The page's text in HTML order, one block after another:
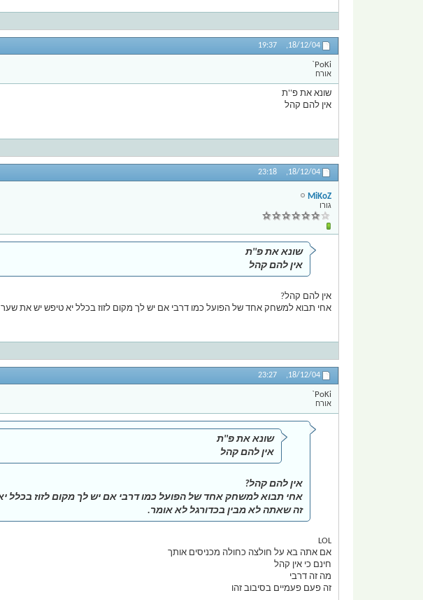
18/12/04,
19:37
PoKi`
אורח
שונא את פ''ת
אין להם קהל
18/12/04,
23:18
MiKoZ
גורו
שונא את פ''ת
אין להם קהל
אין להם קהל?
אחי תבוא למשחק אחד של הפועל כמו דרבי אם יש לך מקום לזוז בכלל יא טיפש יש את שער 4שהאוהדים שם זה כמו של ביתר מה אתה מדבר בכלל יש קהל והרבה קהל זה שאתה לא מבין בכדורגל לא אומר.
18/12/04,
23:27
PoKi`
אורח
שונא את פ''ת
אין להם קהל
אין להם קהל?
זה שאתה לא מבין בכדורגל לא אומר.
LOL
אם אתה בא על חולצה כחולה מכניסים אותך
חינם כי אין קהל
מה זה דרבי
זה פעם פעמיים בסיבוב זהו